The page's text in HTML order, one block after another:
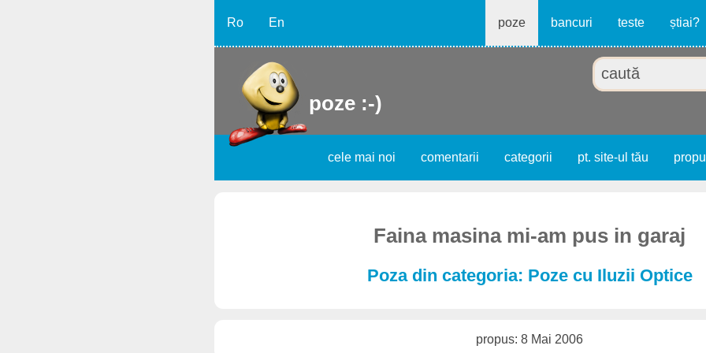
Ro En poze bancuri teste știai?
poze :-)
cele mai noi comentarii categorii pt. site-ul tău
Faina masina mi-am pus in garaj
Poza din categoria: Poze cu Iluzii Optice
propus: 8 Mai 2006